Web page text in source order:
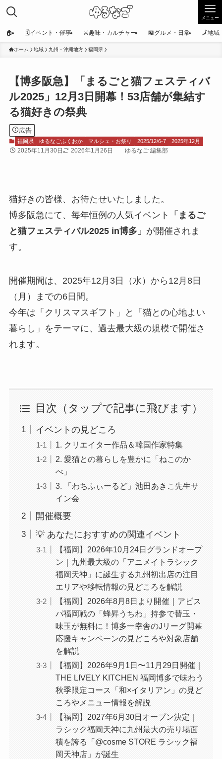
メニュー
🏠 🗓️イベント・催事 ⚔️趣味・カルチャー 🏪グルメ・日常 🗾地域
ホーム 地域 九州・沖縄地方 福岡県
【博多阪急】「まるごと猫フェスティバ
ル2025」12月3日開幕！53店舗が集結す
る猫好きの祭典
広告
福岡県 ゆるなごふくおか マルシェ・お祭り 2025/12/6-7 2025年12月
2025年11月30日 2026年1月26日 ゆるなご 編集部
猫好きの皆様、お待たせいたしました。
博多阪急にて、毎年恒例の人気イベント
「まるご
と猫フェスティバル2025 in博多」 が開催されま
す。
開催期間は、2025年12月3日（水）から12月8日
（月）までの6日間。
今年は「クリスマスギフト」と「猫との心地よい
暮らし」をテーマに、過去最大級の規模で開催さ
れます。
目次（タップで記事に飛びます）
イベントの見どころ
1. クリエイター作品＆韓国作家特集
2. 愛猫との暮らしを豊かに「ねこのか
べ」
3. 「わちふぃーるど」池田あきこ先生サ
イン会
開催概要
💡 あなたにおすすめの関連イベント
【福岡】2026年10月24日グランドオープ
ン｜九州最大級の「アニメイトラシック
福岡天神」に誕生する九州初出店の注目
エリアや移転情報の見どころを解説
【福岡】2026年8月8日より開催｜アビス
パ福岡戦の「蜂昇うちわ」持参で替玉・
味玉が無料に！博多一幸舎のJリーグ開幕
応援キャンペーンの見どころや対象店舗
を解説
【福岡】2026年9月1日〜11月29日開催｜
THE LIVELY KITCHEN 福岡博多で味わう
秋季限定コース「和×イタリアン」の見ど
ころやメニュー情報を解説
【福岡】2027年6月30日オープン決定｜
ラシック福岡天神に九州最大の売り場面
積を誇る「@cosme STORE ラシック福
岡天神店」が誕生